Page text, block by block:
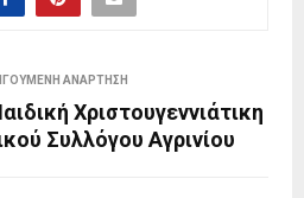
ΑΝΆΡΤΗΣΗ
Χριστουγεννιάτικη
Συλλόγου Αγρινίου